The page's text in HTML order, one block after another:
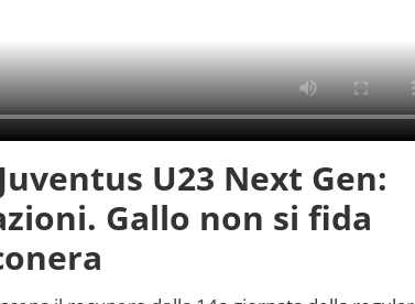
U23 Next Gen:
Gallo non si fida